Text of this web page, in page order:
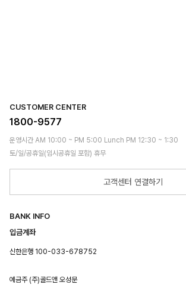
CUSTOMER CENTER
1800-9577
운영시간 AM 10:00 ~ PM 5:00 Lunch PM 12:30 ~ 1:30
토/일/공휴일(임시공휴일 포함) 휴무
고객센터 연결하기
BANK INFO
입금계좌
신한은행 100-033-678752
예금주 (주)골드앤 오성문